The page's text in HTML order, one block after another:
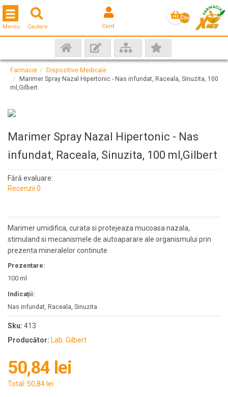
Cautare Cont
Coş
Toggle navigation
Meniu
Farmacie
Dispozitive Medicale
Marimer Spray Nazal Hipertonic - Nas infundat, Raceala, Sinuzita, 100
ml,Gilbert
Marimer Spray Nazal Hipertonic - Nas
infundat, Raceala, Sinuzita, 100 ml,Gilbert
Fără evaluare:
Recenzii 0
Marimer umidifica, curata si protejeaza mucoasa nazala,
stimuland si mecanismele de autoaparare ale organismului prin
prezenta mineralelor continute
Prezentare:
100 ml
Indicații:
Nas infundat, Raceala, Sinuzita
Sku: 413
Producător: Lab. Gilbert
50,84 lei
Total: 50,84 lei